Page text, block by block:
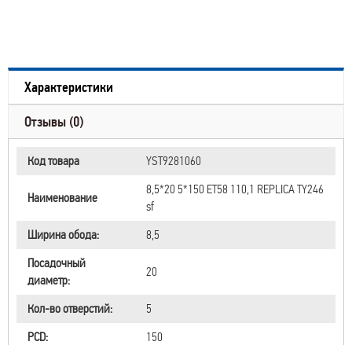
Характеристики
Отзывы (0)
Код товара YST9281060
Наименование
8,5*20 5*150 ET58 110,1 REPLICA TY246
sf
Ширина обода:
8,5
Посадочный
диаметр:
20
Кол-во отверстий:
5
PCD:
150